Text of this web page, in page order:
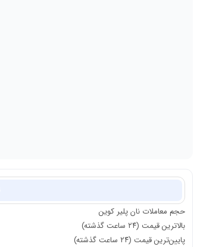
حجم معاملات نان پلیر کوین
بالاترین قیمت (۲۴ ساعت گذشته)
پایین‌ترین قیمت (۲۴ ساعت گذشته)